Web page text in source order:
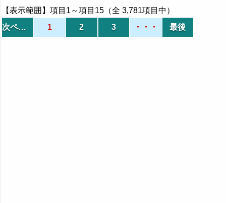
【表示範囲】項目1～項目15（全 3,781項目中）
次ページ
1 2 3 ・・・ 最後